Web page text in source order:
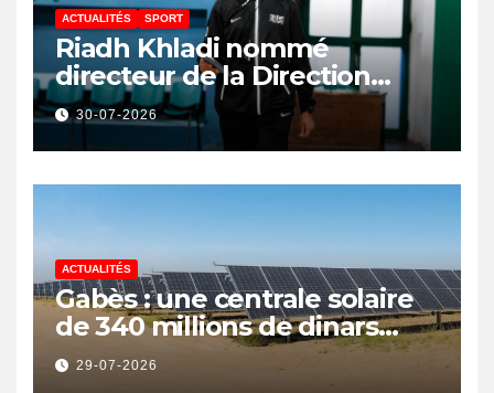
ACTUALITÉS SPORT
Riadh Khladi nommé
directeur de la Direction
Nationale de l’Arbitrage
30-07-2026
ACTUALITÉS
Gabès : une centrale solaire
de 340 millions de dinars
pour renforcer la transition
énergétique et créer 400
29-07-2026